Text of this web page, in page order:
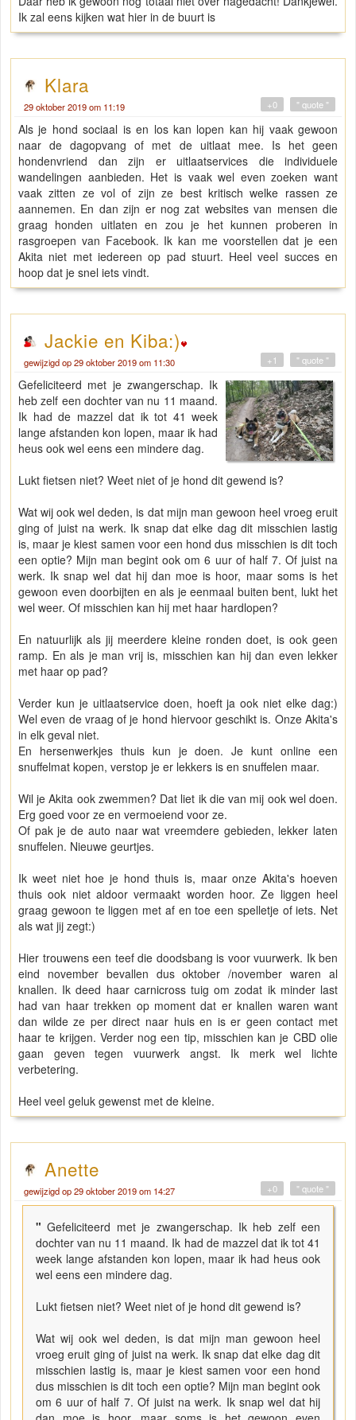
Ik zal eens kijken wat hier in de buurt is
Klara
29 oktober 2019 om 11:19 " quote "
+0
Als je hond sociaal is en los kan lopen kan hij vaak gewoon
naar de dagopvang of met de uitlaat mee. Is het geen
hondenvriend dan zijn er uitlaatservices die individuele
wandelingen aanbieden. Het is vaak wel even zoeken want
vaak zitten ze vol of zijn ze best kritisch welke rassen ze
aannemen. En dan zijn er nog zat websites van mensen die
graag honden uitlaten en zou je het kunnen proberen in
rasgroepen van Facebook. Ik kan me voorstellen dat je een
Akita niet met iedereen op pad stuurt. Heel veel succes en
hoop dat je snel iets vindt.
Jackie en Kiba:)
gewijzigd op 29 oktober 2019 om 11:30 " quote "
+1
Gefeliciteerd met je zwangerschap. Ik
heb zelf een dochter van nu 11 maand.
Ik had de mazzel dat ik tot 41 week
lange afstanden kon lopen, maar ik had
heus ook wel eens een mindere dag.
Lukt fietsen niet? Weet niet of je hond dit gewend is?
Wat wij ook wel deden, is dat mijn man gewoon heel vroeg eruit
ging of juist na werk. Ik snap dat elke dag dit misschien lastig
is, maar je kiest samen voor een hond dus misschien is dit toch
een optie? Mijn man begint ook om 6 uur of half 7. Of juist na
werk. Ik snap wel dat hij dan moe is hoor, maar soms is het
gewoon even doorbijten en als je eenmaal buiten bent, lukt het
wel weer. Of misschien kan hij met haar hardlopen?
En natuurlijk als jij meerdere kleine ronden doet, is ook geen
ramp. En als je man vrij is, misschien kan hij dan even lekker
met haar op pad?
Verder kun je uitlaatservice doen, hoeft ja ook niet elke dag:)
Wel even de vraag of je hond hiervoor geschikt is. Onze Akita's
in elk geval niet.
En hersenwerkjes thuis kun je doen. Je kunt online een
snuffelmat kopen, verstop je er lekkers is en snuffelen maar.
Wil je Akita ook zwemmen? Dat liet ik die van mij ook wel doen.
Erg goed voor ze en vermoeiend voor ze.
Of pak je de auto naar wat vreemdere gebieden, lekker laten
snuffelen. Nieuwe geurtjes.
Ik weet niet hoe je hond thuis is, maar onze Akita's hoeven
thuis ook niet aldoor vermaakt worden hoor. Ze liggen heel
graag gewoon te liggen met af en toe een spelletje of iets. Net
als wat jij zegt:)
Hier trouwens een teef die doodsbang is voor vuurwerk. Ik ben
eind november bevallen dus oktober /november waren al
knallen. Ik deed haar carnicross tuig om zodat ik minder last
had van haar trekken op moment dat er knallen waren want
dan wilde ze per direct naar huis en is er geen contact met
haar te krijgen. Verder nog een tip, misschien kan je CBD olie
gaan geven tegen vuurwerk angst. Ik merk wel lichte
verbetering.
Heel veel geluk gewenst met de kleine.
Anette
gewijzigd op 29 oktober 2019 om 14:27 " quote "
+0
"Gefeliciteerd met je zwangerschap. Ik heb zelf een
dochter van nu 11 maand. Ik had de mazzel dat ik tot 41
week lange afstanden kon lopen, maar ik had heus ook
wel eens een mindere dag.
Lukt fietsen niet? Weet niet of je hond dit gewend is?
Wat wij ook wel deden, is dat mijn man gewoon heel
vroeg eruit ging of juist na werk. Ik snap dat elke dag dit
misschien lastig is, maar je kiest samen voor een hond
dus misschien is dit toch een optie? Mijn man begint ook
om 6 uur of half 7. Of juist na werk. Ik snap wel dat hij